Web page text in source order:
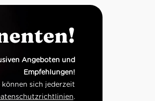
Angeboten und
Empfehlungen!
sich jederzeit
.